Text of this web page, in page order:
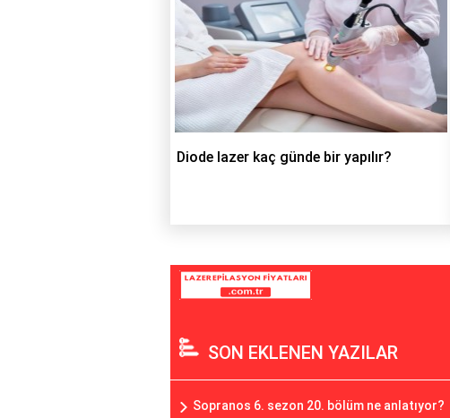
Diode lazer kaç günde bir yapılır?
SON EKLENEN YAZILAR
Sopranos 6. sezon 20. bölüm ne anlatıyor?